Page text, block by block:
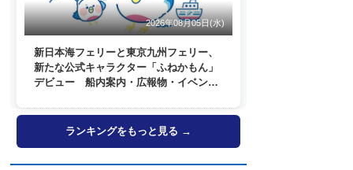
2026年08月05日(水)
新日本海フェリーと東京九州フェリー、
新たな公式キャラクター「ふねかもん」
デビュー 船内案内・広報物・イベン
ランキングをもっと見る →